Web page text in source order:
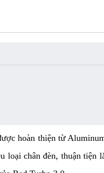
hoàn thiện từ
chân đèn, thuận tiện